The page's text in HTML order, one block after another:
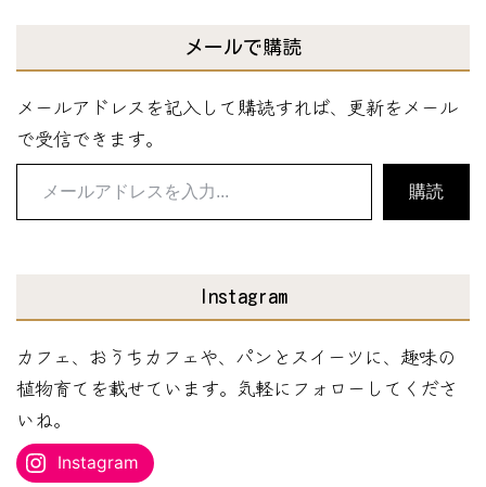
メールで購読
メールアドレスを記入して購読すれば、更新をメール
で受信できます。
ス
を
入
力...
購読
Instagram
カフェ、おうちカフェや、パンとスイーツに、趣味の
植物育てを載せています。気軽にフォローしてくださ
いね。
Instagram